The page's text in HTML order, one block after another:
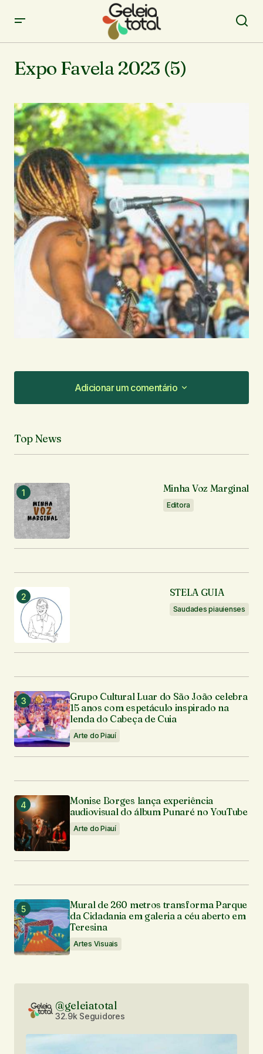
Expo Favela 2023 (5)
Adicionar um comentário
Adicionar um comentário
O seu endereço de e-mail não será publicado.
Comentário
Seu nome*
Seu e-mail
Enviar comentário
Top News
Minha Voz Marginal
Editora
STELA GUIA
Saudades piauienses
Grupo Cultural Luar do São João celebra
15 anos com espetáculo inspirado na
lenda do Cabeça de Cuia
Arte do Piauí
Monise Borges lança experiência
audiovisual do álbum Punaré no YouTube
Arte do Piauí
Mural de 260 metros transforma Parque
da Cidadania em galeria a céu aberto em
Teresina
Artes Visuais
@geleiatotal
32.9k Seguidores